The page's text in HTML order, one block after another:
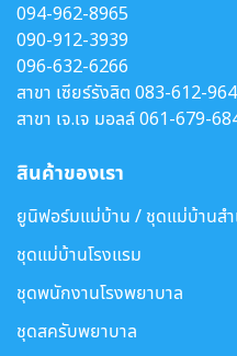
094-962-8965
090-912-3939
096-632-6266
สาขา เซียร์รังสิต 083-612-
สาขา เจ.เจ มอลล์061-679-
สินค้าของเรา
ยูนิฟอร์มแม่บ้าน / ชุดแม่บ้านสำ
ชุดแม่บ้านโรงแรม
ชุดพนักงานโรงพยาบาล
ชุดสครับพยาบาล